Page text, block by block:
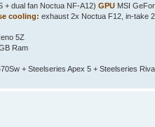
+ dual fan Noctua NF-A12) GPU MSI
cooling: exhaust 2x Noctua F12, in-take
5Z
Ram
+ Steelseries Apex 5 + Steelseries